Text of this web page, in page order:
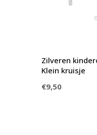
Zilveren
Klein kruisje
€9,50